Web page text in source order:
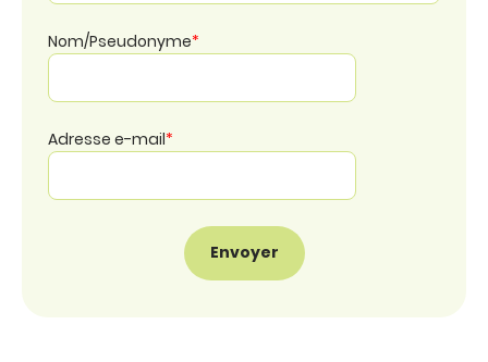
Nom/Pseudonyme*
Adresse e-mail*